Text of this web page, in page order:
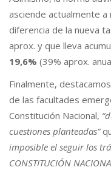
asciende actualmente a
diferencia de la nueva
aprox. y que lleva
19,6% (39% aprox.
Finalmente,
de las facultades
Constitución Nacional,
cuestiones planteadas”
imposible el seguir los
CONSTITUCIÓN